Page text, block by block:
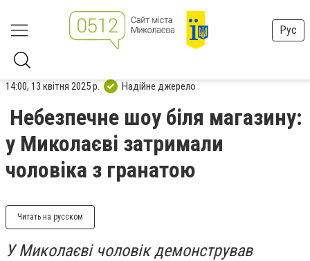
Рус
14:00, 13 квітня 2025 р. Надійне джерело
Небезпечне шоу біля магазину:
у Миколаєві затримали
чоловіка з гранатою
Читать на русском
У Миколаєві чоловік демонстрував